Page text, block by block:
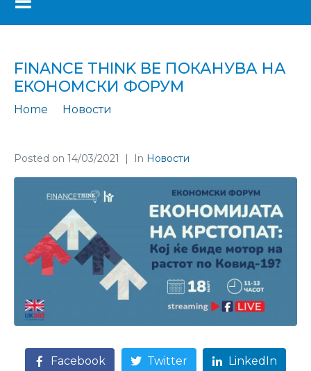
FINANCE THINK ВЕ ПОКАНУВА НА
ЕКОНОМСКИ ФОРУМ
Home
Новости
Posted on 14/03/2021 In Новости
Facebook Twitter LinkedIn